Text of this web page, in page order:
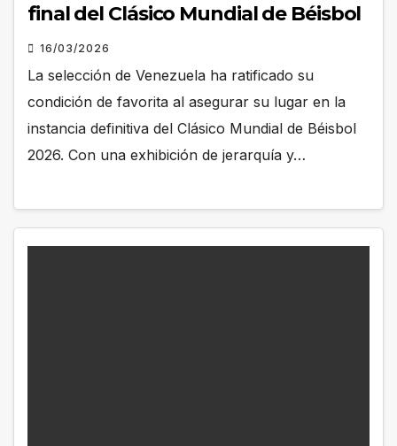
final del Clásico Mundial de Béisbol
16/03/2026
La selección de Venezuela ha ratificado su
condición de favorita al asegurar su lugar en la
instancia definitiva del Clásico Mundial de Béisbol
2026. Con una exhibición de jerarquía y…